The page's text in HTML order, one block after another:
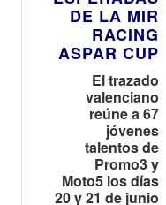
DE LA MIR
RACING
ASPAR CUP
El trazado
valenciano
reúne a 67
jóvenes
talentos de
Promo3 y
Moto5 los días
20 y 21 de junio